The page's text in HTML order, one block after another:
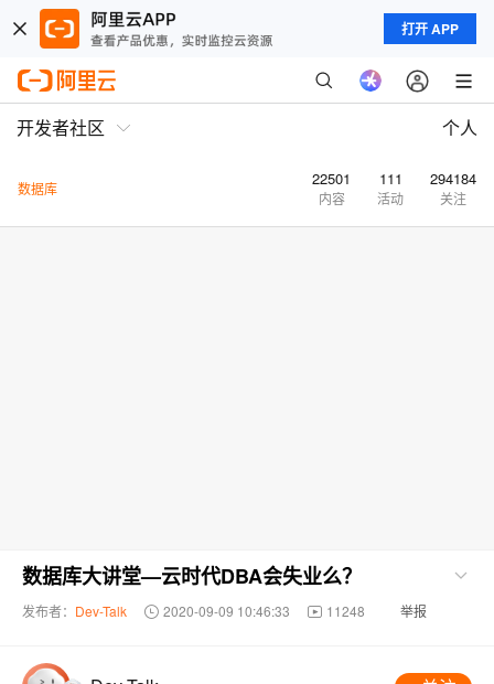
打开 APP
开发者社区 个人
数据库 22501
内容
111
活动
294184
关注
数据库大讲堂—云时代DBA会失业么？
发布者： Dev-Talk 2020-09-09 10:46:33 11248 举报